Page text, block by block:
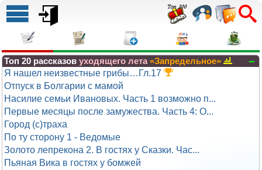
Топ 20 рассказов уходящего лета «Запредельное» –
Я нашел неизвестные грибы…Гл.17
Отпуск в Болгарии с мамой
Насилие семьи Ивановых. Часть 1 возможно п...
Первые месяцы после замужества. Часть 4: О...
Город (с)траха
По ту сторону 1 - Ведомые
Золото лепрекона 2. В гостях у Сказки. Час...
Пьяная Вика в гостях у бомжей